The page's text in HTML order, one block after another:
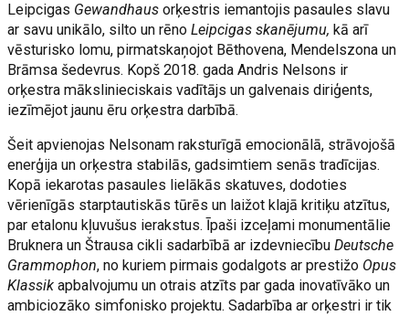
Leipcigas Gewandhausorķestris iemantojis pasaules slavu
ar savu unikālo, silto un rēnoLeipcigas skanējumu, kā arī
vēsturisko lomu, pirmatskaņojot Bēthovena, Mendelszona un
Brāmsa šedevrus. Kopš 2018. gada Andris Nelsons ir
orķestra mākslinieciskais vadītājs un galvenais diriģents,
iezīmējot jaunu ēru orķestra darbībā.
Šeit apvienojas Nelsonam raksturīgā emocionālā, strāvojošā
enerģija un orķestra stabilās, gadsimtiem senās tradīcijas.
Kopā iekarotas pasaules lielākās skatuves, dodoties
vērienīgās starptautiskās tūrēs un laižot klajā kritiķu atzītus,
par etalonu kļuvušus ierakstus. Īpaši izceļami monumentālie
Bruknera un Štrausa cikli sadarbībā ar izdevniecībuDeutsche
Grammophon, no kuriem pirmais godalgots ar prestižo Opus
Klassik apbalvojumu un otrais atzīts par gada inovatīvāko un
ambiciozāko simfonisko projektu. Sadarbība ar orķestri ir tik